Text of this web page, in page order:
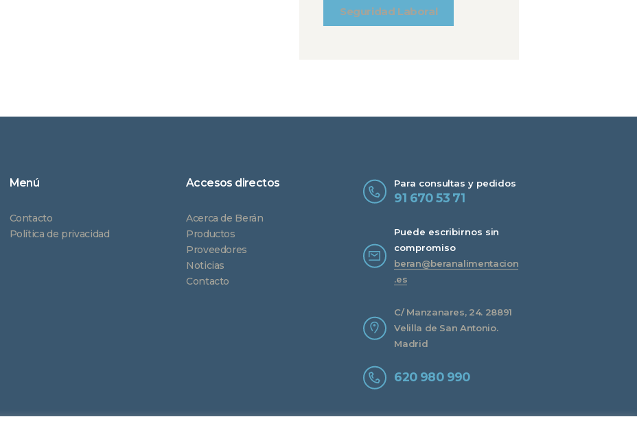
Seguridad Laboral
Menú
Contacto
Política de privacidad
Accesos directos
Acerca de Berán
Productos
Proveedores
Noticias
Contacto
Para consultas y pedidos
91 670 53 71
Puede escribirnos sin
compromiso
beran@beranalimentacion
.es
C/ Manzanares, 24. 28891
Velilla de San Antonio.
Madrid
620 980 990